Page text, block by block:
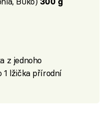
z jednoho
1 lžička přírodní